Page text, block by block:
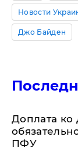
Новости
Джо Байден
Доплата
ПФУ